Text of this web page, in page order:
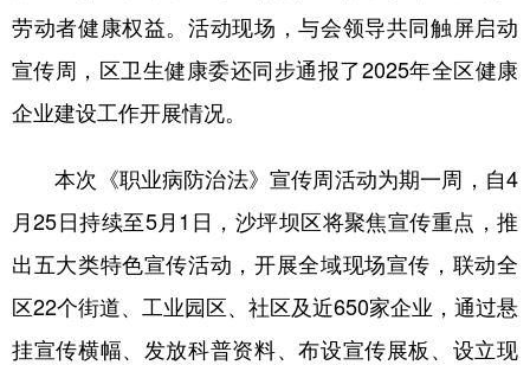
劳动者健康权益。活动现场，与会领导共同触屏启动
宣传周，区卫生健康委还同步通报了2025年全区健康
企业建设工作开展情况。
本次《职业病防治法》宣传周活动为期一周，自4
月25日持续至5月1日，沙坪坝区将聚焦宣传重点，推
出五大类特色宣传活动，开展全域现场宣传，联动全
区22个街道、工业园区、社区及近650家企业，通过悬
挂宣传横幅、发放科普资料、布设宣传展板、设立现